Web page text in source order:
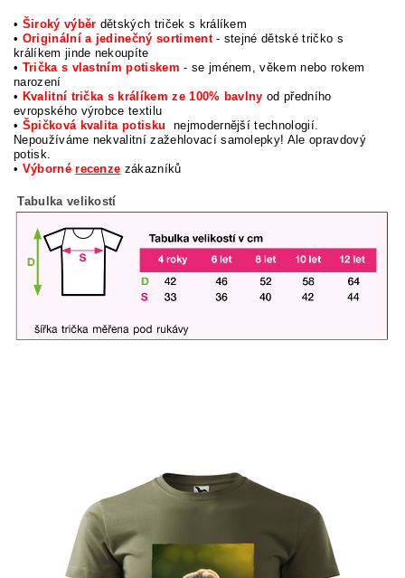
• Široký výběr dětských triček s králíkem
• Originální a jedinečný sortiment- stejné dětské tričko s
králíkem jinde nekoupíte
• Trička s vlastním potiskem- se jménem, věkem nebo rokem
narození
• Kvalitní trička s králíkem ze 100% bavlny od předního
evropského výrobce textilu
• Špičková kvalita potisku
nejmodernější technologií.
Nepoužíváme nekvalitní zažehlovací samolepky! Ale opravdový
potisk.
• Výbornérecenze zákazníků
Tabulka velikostí